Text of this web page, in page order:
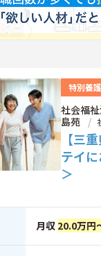
特別養
社会福
島苑
【三
テイ
＞
月収 20.0万円